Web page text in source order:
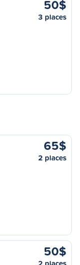
50$
3 places
65$
2 places
50$